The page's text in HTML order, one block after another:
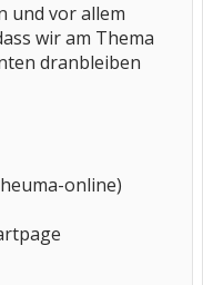
und vor allem
wir am Thema
dranbleiben
online)